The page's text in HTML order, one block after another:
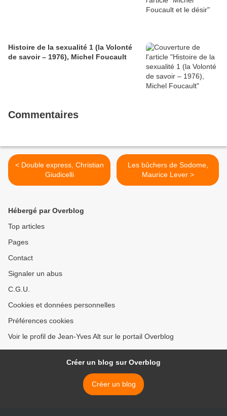
Histoire de la sexualité 1 (la Volonté
de savoir – 1976), Michel Foucault
Commentaires
< Double express, Christian
Giudicelli
Les bûchers de Sodome,
Maurice Lever >
Hébergé par Overblog
Top articles
Pages
Contact
Signaler un abus
C.G.U.
Cookies et données personnelles
Préférences cookies
Voir le profil de Jean-Yves Alt sur le portail Overblog
Créer un blog sur Overblog
Créer un blog